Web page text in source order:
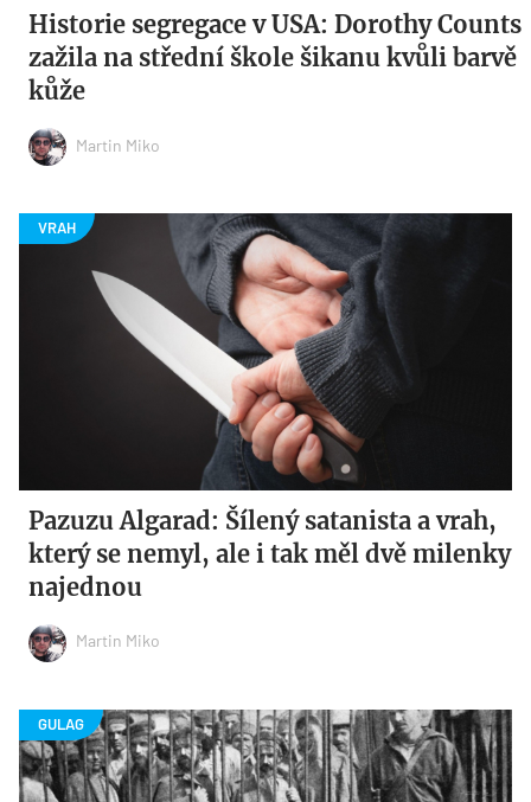
Historie segregace v USA: Dorothy Counts
zažila na střední škole šikanu kvůli barvě
kůže
Martin Miko
Pazuzu Algarad: Šílený satanista a vrah,
který se nemyl, ale i tak měl dvě milenky
najednou
Martin Miko